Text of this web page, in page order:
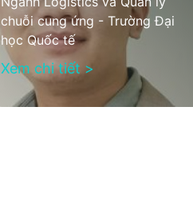
chuỗi cung ứng - Trường Đại
học Quốc tế
Xem chi tiết >